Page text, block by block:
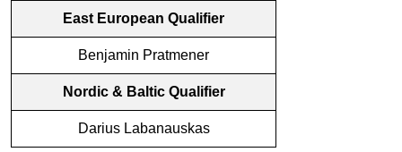
East European Qualifier
Benjamin Pratmener
Nordic & Baltic Qualifier
Darius Labanauskas